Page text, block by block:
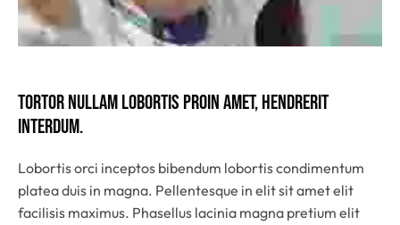
Tortor nullam lobortis proin amet, hendrerit
interdum.
Lobortis orci inceptos bibendum lobortis condimentum
platea duis in magna. Pellentesque in elit sit amet elit
facilisis maximus. Phasellus lacinia magna pretium elit